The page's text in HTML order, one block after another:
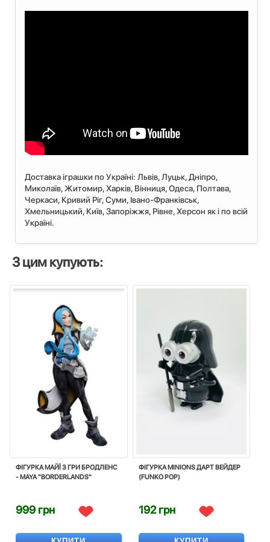
Доставка іграшки по Україні: Львiв, Луцьк, Дніпро,
Миколаїв, Житомир, Харків, Вінниця, Одеса, Полтава,
Черкаси, Кривий Ріг, Суми, Івано-Франківськ,
Хмельницький, Київ, Запоріжжя, Рівне, Херсон як і по всій
Україні.
З цим купують:
ФІГУРКА МАЙЇ З ГРИ БРОДЛЕНС
- MAYA "BORDERLANDS"
999 грн
ФІГУРКА MINIONS ДАРТ ВЕЙДЕР
(FUNKO POP)
192 грн